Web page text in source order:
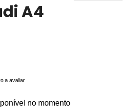
A4
a avaliar
no momento